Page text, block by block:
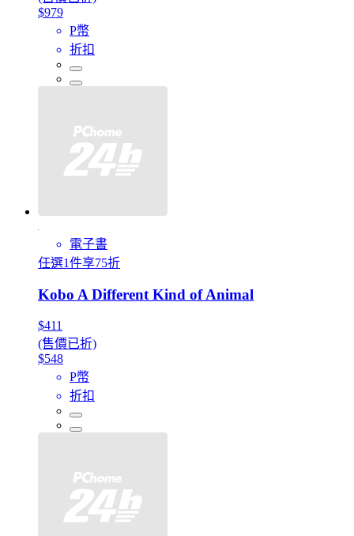
$979
P幣
折扣
電子書
任選1件享75折
Kobo A Different Kind of Animal
$411
(售價已折)
$548
P幣
折扣